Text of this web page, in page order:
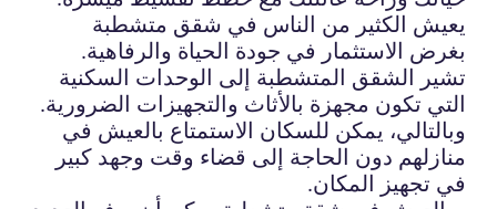
يعيش الكثير من الناس في شقق متشطبة
بغرض الاستثمار في جودة الحياة والرفاهية.
تشير الشقق المتشطبة إلى الوحدات السكنية
التي تكون مجهزة بالأثاث والتجهيزات الضرورية.
وبالتالي، يمكن للسكان الاستمتاع بالعيش في
منازلهم دون الحاجة إلى قضاء وقت وجهد كبير
في تجهيز المكان.